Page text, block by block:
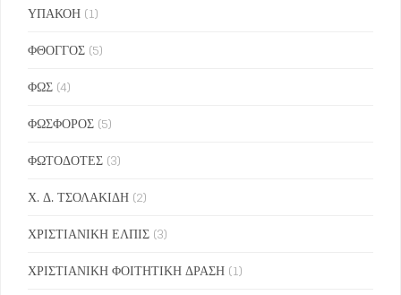
ΥΠΑΚΟΗ (1)
ΦΘΟΓΓΟΣ (5)
ΦΩΣ (4)
ΦΩΣΦΟΡΟΣ (5)
ΦΩΤΟΔΟΤΕΣ (3)
Χ. Δ. ΤΣΟΛΑΚΙΔΗ (2)
ΧΡΙΣΤΙΑΝΙΚΗ ΕΛΠΙΣ (3)
ΧΡΙΣΤΙΑΝΙΚΗ ΦΟΙΤΗΤΙΚΗ ΔΡΑΣΗ (1)